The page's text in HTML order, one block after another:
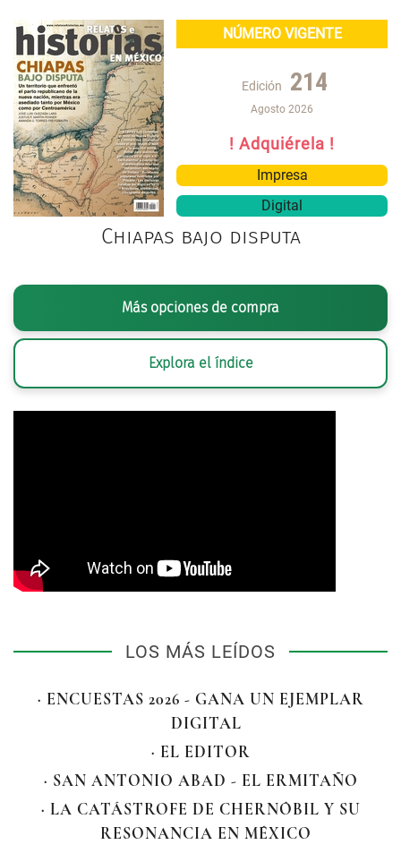
NÚMERO VIGENTE
Edición 214
Agosto 2026
! Adquiérela !
Impresa
Digital
Chiapas bajo disputa
Más opciones de compra
Explora el índice
LOS MÁS LEÍDOS
· ENCUESTAS 2026 - GANA UN EJEMPLAR
DIGITAL
· EL EDITOR
· SAN ANTONIO ABAD - EL ERMITAÑO
· LA CATÁSTROFE DE CHERNÓBIL Y SU
RESONANCIA EN MÉXICO